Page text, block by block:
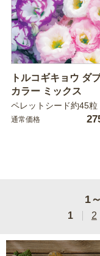
トルコギキョウ ダ
カラー ミックス
ペレットシード約45粒
通常価格
1
1
2